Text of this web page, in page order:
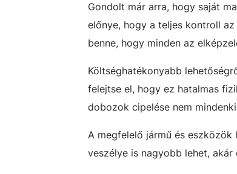
Gondolt már arra, hogy saját
előnye, hogy a teljes kontroll
benne, hogy minden az
Költséghatékonyabb
felejtse el, hogy ez hatalmas
dobozok cipelése nem
A megfelelő jármű és
veszélye is nagyobb lehet,